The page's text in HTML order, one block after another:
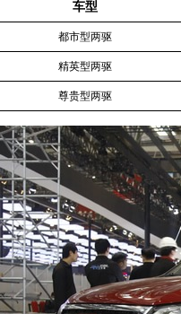
车型
都市型两驱
精英型两驱
尊贵型两驱